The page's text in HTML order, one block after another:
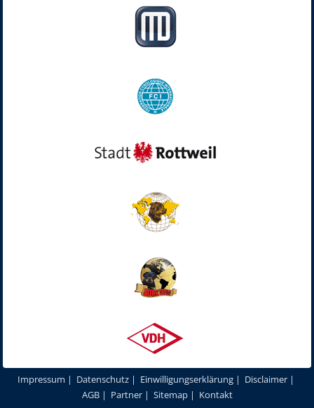
Impressum | Datenschutz | Einwilligungserklärung | Disclaimer |
AGB| Partner| Sitemap| Kontakt